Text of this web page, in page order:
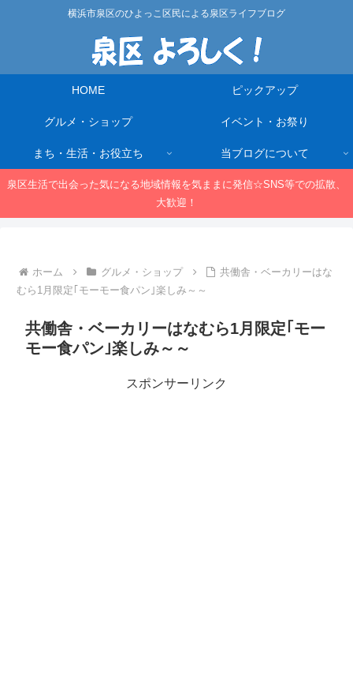
横浜市泉区のひよっこ区民による泉区ライフブログ
HOME ピックアップ
グルメ・ショップ イベント・お祭り
まち・生活・お役立ち 当ブログについて
泉区生活で出会った気になる地域情報を気ままに発信☆SNS等での拡散、
大歓迎！
ホーム グルメ・ショップ
共働舎・ベーカリーはな
むら1月限定｢モーモー食パン｣楽しみ～～
共働舎・ベーカリーはなむら1月限定｢モー
モー食パン｣楽しみ～～
スポンサーリンク